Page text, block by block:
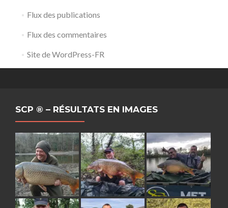
Flux des publications
Flux des commentaires
Site de WordPress-FR
SCP ® – RÉSULTATS EN IMAGES